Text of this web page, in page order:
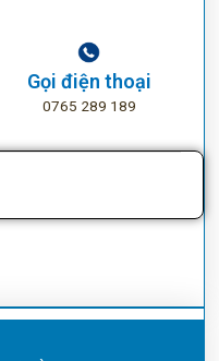
Gọi điện thoại
0765 289 189